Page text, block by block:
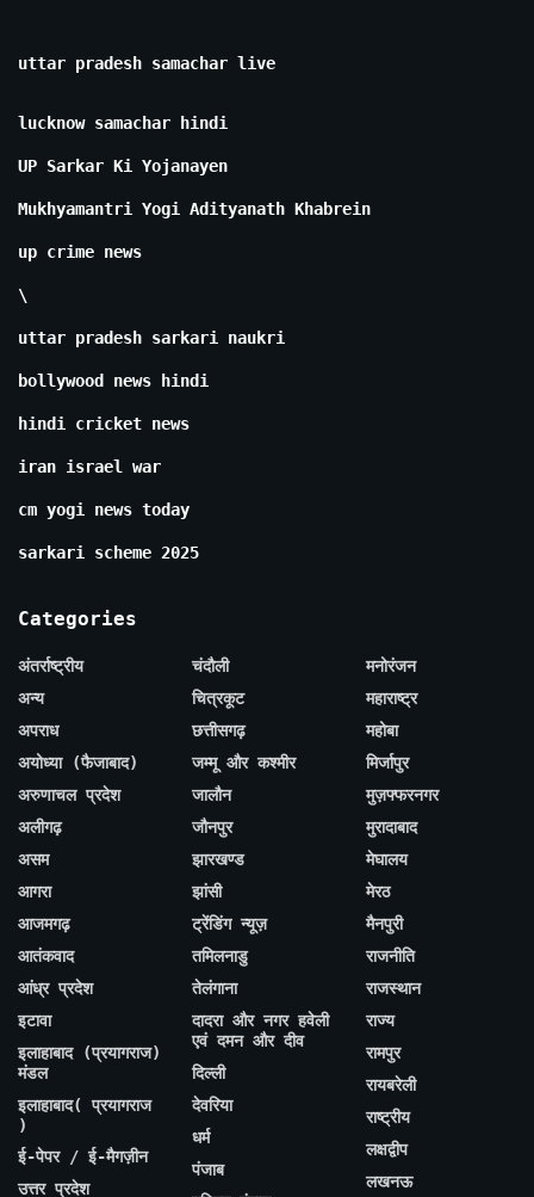
uttar pradesh samachar live
lucknow samachar hindi
UP Sarkar Ki Yojanayen
Mukhyamantri Yogi Adityanath Khabrein
up crime news
\
uttar pradesh sarkari naukri
bollywood news hindi
hindi cricket news
iran israel war
cm yogi news today
sarkari scheme 2025
Categories
अंतर्राष्ट्रीय
अन्य
अपराध
अयोध्या (फैजाबाद)
अरुणाचल प्रदेश
अलीगढ़
असम
आगरा
आजमगढ़
आतंकवाद
आंध्र प्रदेश
इटावा
इलाहाबाद (प्रयागराज)
मंडल
इलाहाबाद( प्रयागराज
)
ई-पेपर / ई-मैगज़ीन
उत्तर प्रदेश
चंदौली
चित्रकूट
छत्तीसगढ़
जम्मू और कश्मीर
जालौन
जौनपुर
झारखण्ड
झांसी
ट्रेंडिंग न्यूज़
तमिलनाडु
तेलंगाना
दादरा और नगर हवेली
एवं दमन और दीव
दिल्ली
देवरिया
धर्म
पंजाब
मनोरंजन
महाराष्ट्र
महोबा
मिर्जापुर
मुज़फ्फरनगर
मुरादाबाद
मेघालय
मेरठ
मैनपुरी
राजनीति
राजस्थान
राज्य
रामपुर
रायबरेली
राष्ट्रीय
लक्षद्वीप
लखनऊ